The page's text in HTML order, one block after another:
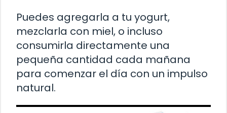
Puedes agregarla a tu yogurt,
mezclarla con miel, o incluso
consumirla directamente una
pequeña cantidad cada mañana
para comenzar el día con un impulso
natural.